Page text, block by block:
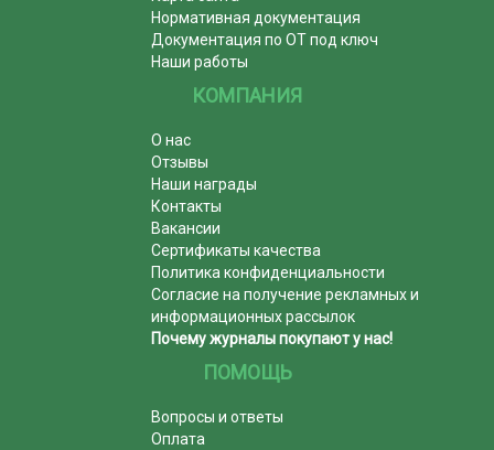
Нормативная документация
Документация по ОТ под ключ
Наши работы
КОМПАНИЯ
О нас
Отзывы
Наши награды
Контакты
Вакансии
Сертификаты качества
Политика конфиденциальности
Согласие на получение рекламных и
информационных рассылок
Почему журналы покупают у нас!
ПОМОЩЬ
Вопросы и ответы
Оплата